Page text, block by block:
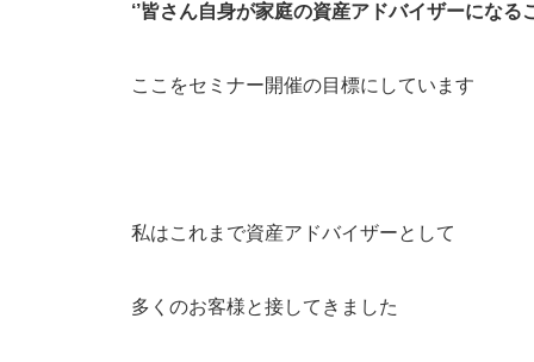
‘’皆さん自身が家庭の資産アドバイザーになる
ここをセミナー開催の目標にしています
私はこれまで資産アドバイザーとして
多くのお客様と接してきました